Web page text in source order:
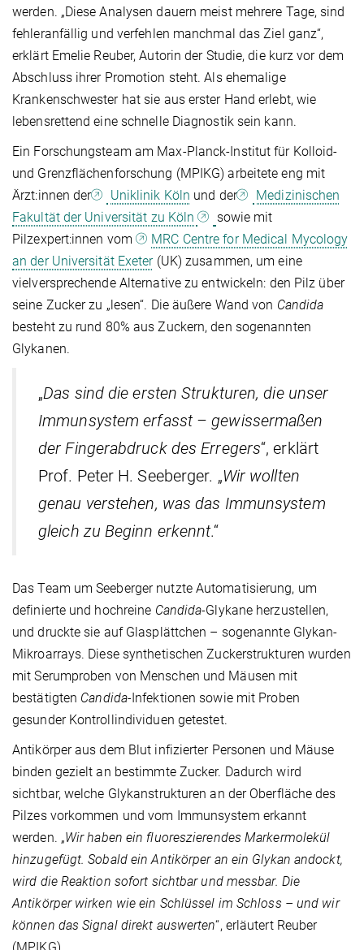
werden. „Diese Analysen dauern meist mehrere Tage, sind
fehleranfällig und verfehlen manchmal das Ziel ganz“,
erklärt Emelie Reuber, Autorin der Studie, die kurz vor dem
Abschluss ihrer Promotion steht. Als ehemalige
Krankenschwester hat sie aus erster Hand erlebt, wie
lebensrettend eine schnelle Diagnostik sein kann.
Ein Forschungsteam am Max-Planck-Institut für Kolloid-
und Grenzflächenforschung (MPIKG) arbeitete eng mit
Ärzt:innender Uniklinik Köln und der
Medizinischen
Fakultät der Universität zu Köln
sowie mit
Pilzexpert:innen vom
MRC Centre for Medical Mycology
an der Universität Exeter(UK) zusammen, um eine
vielversprechende Alternative zu entwickeln: den Pilz über
seine Zucker zu „lesen“. Die äußere Wand von Candida
besteht zu rund 80% aus Zuckern, den sogenannten
Glykanen.
„Das sind die ersten Strukturen, die unser
Immunsystem erfasst – gewissermaßen
der Fingerabdruck des Erregers“, erklärt
Prof. Peter H. Seeberger. „Wir wollten
genau verstehen, was das Immunsystem
gleich zu Beginn erkennt.“
Das Team um Seeberger nutzte Automatisierung, um
definierte und hochreine Candida-Glykane herzustellen,
und druckte sie auf Glasplättchen – sogenannte Glykan-
Mikroarrays. Diese synthetischen Zuckerstrukturen wurden
mit Serumproben von Menschen und Mäusen mit
bestätigten Candida-Infektionen sowie mit Proben
gesunder Kontrollindividuen getestet.
Antikörper aus dem Blut infizierter Personen und Mäuse
binden gezielt an bestimmte Zucker. Dadurch wird
sichtbar, welche Glykanstrukturen an der Oberfläche des
Pilzes vorkommen und vom Immunsystem erkannt
werden. „Wir haben ein fluoreszierendes Markermolekül
hinzugefügt. Sobald ein Antikörper an ein Glykan andockt,
wird die Reaktion sofort sichtbar und messbar. Die
Antikörper wirken wie ein Schlüssel im Schloss – und wir
können das Signal direkt auswerten“, erläutert Reuber